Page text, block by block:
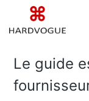
Le guide